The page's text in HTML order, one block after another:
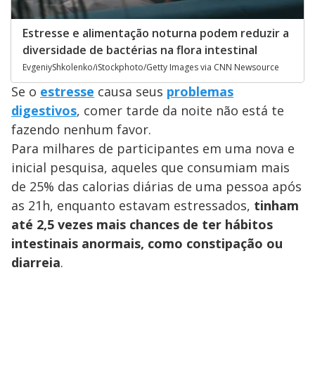
Estresse e alimentação noturna podem reduzir a
diversidade de bactérias na flora intestinal
EvgeniyShkolenko/iStockphoto/Getty Images via CNN Newsource
Se o estresse causa seus problemas
digestivos, comer tarde da noite não está te
fazendo nenhum favor.
Para milhares de participantes em uma nova e
inicial pesquisa, aqueles que consumiam mais
de 25% das calorias diárias de uma pessoa após
as 21h, enquanto estavam estressados, tinham
até 2,5 vezes mais chances de ter hábitos
intestinais anormais, como constipação ou
diarreia.